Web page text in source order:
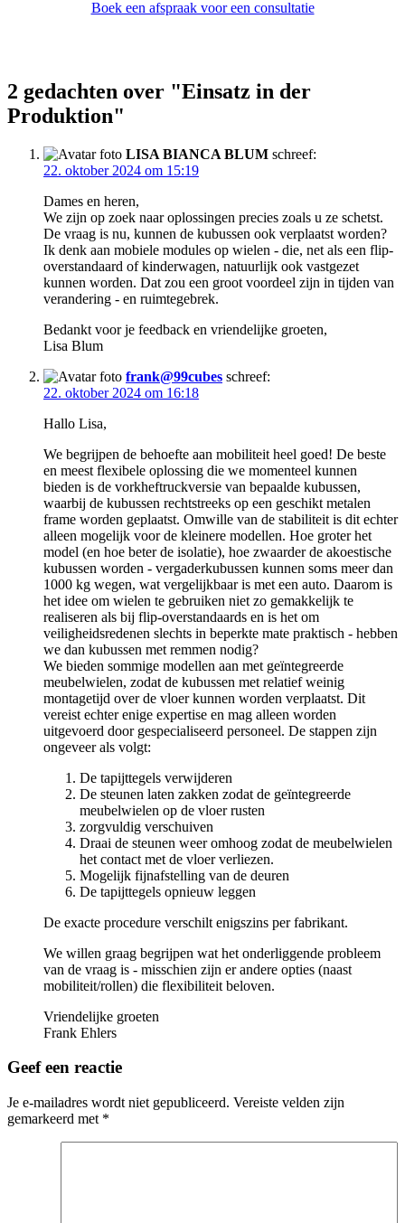
Boek een afspraak voor een consultatie
2 gedachten over "Einsatz in der
Produktion"
LISA BIANCA BLUM schreef:
22. oktober 2024 om 15:19
Dames en heren,
We zijn op zoek naar oplossingen precies zoals u ze schetst.
De vraag is nu, kunnen de kubussen ook verplaatst worden?
Ik denk aan mobiele modules op wielen - die, net als een flip-
overstandaard of kinderwagen, natuurlijk ook vastgezet
kunnen worden. Dat zou een groot voordeel zijn in tijden van
verandering - en ruimtegebrek.
Bedankt voor je feedback en vriendelijke groeten,
Lisa Blum
frank@99cubes schreef:
22. oktober 2024 om 16:18
Hallo Lisa,
We begrijpen de behoefte aan mobiliteit heel goed! De beste
en meest flexibele oplossing die we momenteel kunnen
bieden is de vorkheftruckversie van bepaalde kubussen,
waarbij de kubussen rechtstreeks op een geschikt metalen
frame worden geplaatst. Omwille van de stabiliteit is dit echter
alleen mogelijk voor de kleinere modellen. Hoe groter het
model (en hoe beter de isolatie), hoe zwaarder de akoestische
kubussen worden - vergaderkubussen kunnen soms meer dan
1000 kg wegen, wat vergelijkbaar is met een auto. Daarom is
het idee om wielen te gebruiken niet zo gemakkelijk te
realiseren als bij flip-overstandaards en is het om
veiligheidsredenen slechts in beperkte mate praktisch - hebben
we dan kubussen met remmen nodig?
We bieden sommige modellen aan met geïntegreerde
meubelwielen, zodat de kubussen met relatief weinig
montagetijd over de vloer kunnen worden verplaatst. Dit
vereist echter enige expertise en mag alleen worden
uitgevoerd door gespecialiseerd personeel. De stappen zijn
ongeveer als volgt:
De tapijttegels verwijderen
De steunen laten zakken zodat de geïntegreerde
meubelwielen op de vloer rusten
zorgvuldig verschuiven
Draai de steunen weer omhoog zodat de meubelwielen
het contact met de vloer verliezen.
Mogelijk fijnafstelling van de deuren
De tapijttegels opnieuw leggen
De exacte procedure verschilt enigszins per fabrikant.
We willen graag begrijpen wat het onderliggende probleem
van de vraag is - misschien zijn er andere opties (naast
mobiliteit/rollen) die flexibiliteit beloven.
Vriendelijke groeten
Frank Ehlers
Geef een reactie
Je e-mailadres wordt niet gepubliceerd. Vereiste velden zijn
gemarkeerd met *